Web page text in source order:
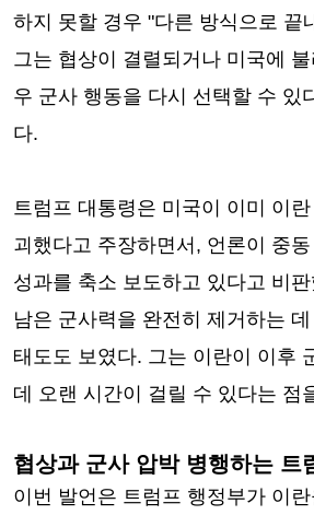
하지 못할 경우 "다른 방식으로 끝
그는 협상이 결렬되거나 미국에
우 군사 행동을 다시 선택할 수 있
다.
트럼프 대통령은 미국이 이미 이
괴했다고 주장하면서, 언론이 중
성과를 축소 보도하고 있다고 비
남은 군사력을 완전히 제거하는
태도도 보였다. 그는 이란이 이후
데 오랜 시간이 걸릴 수 있다는 점
협상과 군사 압박 병행하는 트
이번 발언은 트럼프 행정부가 이